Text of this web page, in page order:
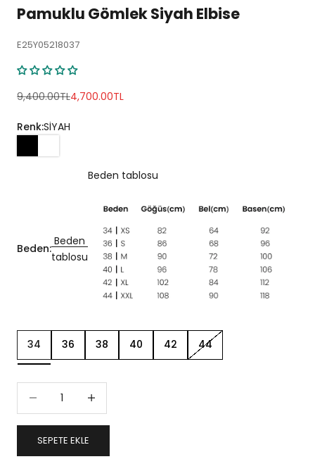
Pamuklu Gömlek Siyah Elbise
E25Y05218037
Normal fiyat
9,400.00TLİndirimli fiyat
4,700.00TL
Renk:SİYAH
Beden:
Beden
tablosu
Beden tablosu
34 36 38 40 42 44
SEPETE EKLE